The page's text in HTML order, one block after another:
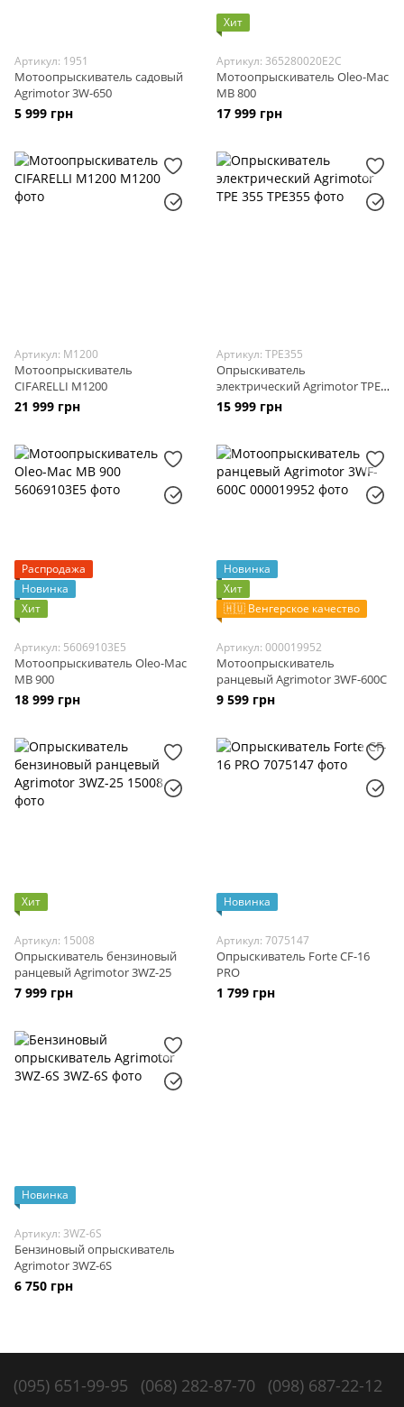
Артикул: 1951
Мотоопрыскиватель садовый
Agrimotor 3W-650
5 999 грн
Хит
Артикул: 365280020E2C
Мотоопрыскиватель Oleo-Mac
MB 800
17 999 грн
Артикул: M1200
Мотоопрыскиватель
CIFARELLI M1200
21 999 грн
Артикул: TPE355
Опрыскиватель
электрический Agrimotor TPE
355
15 999 грн
Распродажа
Новинка
Хит
Артикул: 56069103E5
Мотоопрыскиватель Oleo-Mac
MB 900
18 999 грн
Новинка
Хит
🇭🇺 Венгерское качество
Артикул: 000019952
Мотоопрыскиватель
ранцевый Agrimotor 3WF-600C
9 599 грн
Хит
Артикул: 15008
Опрыскиватель бензиновый
ранцевый Agrimotor 3WZ-25
7 999 грн
Новинка
Артикул: 7075147
Опрыскиватель Forte CF-16
PRO
1 799 грн
Новинка
Артикул: 3WZ-6S
Бензиновый опрыскиватель
Agrimotor 3WZ-6S
6 750 грн
(095) 651-99-95 (068) 282-87-70 (098) 687-22-12